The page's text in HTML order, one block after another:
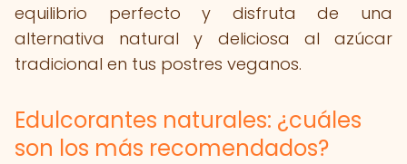
equilibrio perfecto y disfruta de una
alternativa natural y deliciosa al azúcar
tradicional en tus postres veganos.
Edulcorantes naturales: ¿cuáles
son los más recomendados?